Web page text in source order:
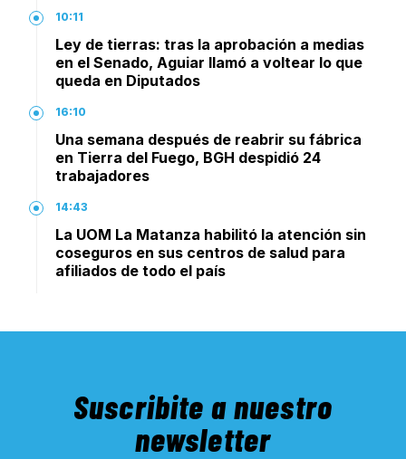
10:11
Ley de tierras: tras la aprobación a medias
en el Senado, Aguiar llamó a voltear lo que
queda en Diputados
16:10
Una semana después de reabrir su fábrica
en Tierra del Fuego, BGH despidió 24
trabajadores
14:43
La UOM La Matanza habilitó la atención sin
coseguros en sus centros de salud para
afiliados de todo el país
Suscribite a nuestro
newsletter